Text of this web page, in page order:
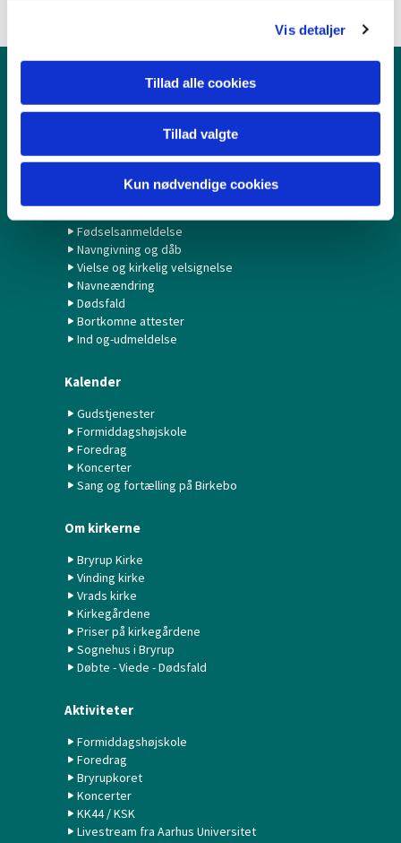
Vis detaljer
Tillad alle cookies
Tillad valgte
Kun nødvendige cookies
Konfirmation/Konfirmander
Minikonfirmander
Fødselsanmeldelse
Navngivning og dåb
Vielse og kirkelig velsignelse
Navneændring
Dødsfald
Bortkomne attester
Ind og-udmeldelse
Kalender
Gudstjenester
Formiddagshøjskole
Foredrag
Koncerter
Sang og fortælling på Birkebo
Om kirkerne
Bryrup Kirke
Vinding kirke
Vrads kirke
Kirkegårdene
Priser på kirkegårdene
Sognehus i Bryrup
Døbte - Viede - Dødsfald
Aktiviteter
Formiddagshøjskole
Foredrag
Bryrupkoret
Koncerter
KK44 / KSK
Livestream fra Aarhus Universitet